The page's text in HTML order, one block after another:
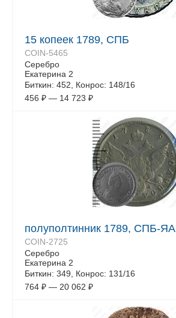
15 копеек 1789, СПБ
COIN-5465
Серебро
Екатерина 2
Биткин: 452, Конрос: 148/16
456 ₽ — 14 723 ₽
полуполтинник 1789, СПБ-ЯА
COIN-2725
Серебро
Екатерина 2
Биткин: 349, Конрос: 131/16
764 ₽ — 20 062 ₽